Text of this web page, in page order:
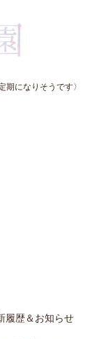
になりそうです〉
履歴＆お知らせ